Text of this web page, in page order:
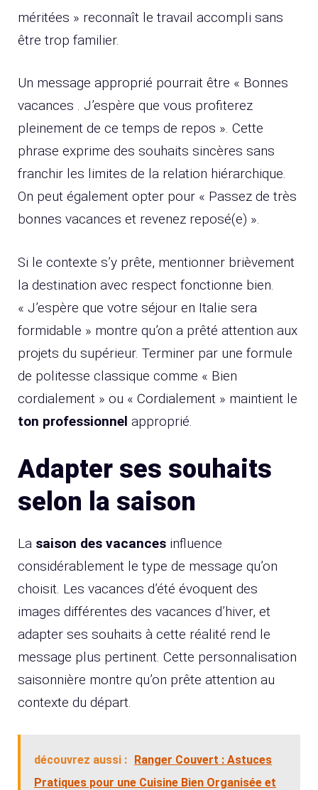
méritées » reconnaît le travail accompli sans
être trop familier.
Un message approprié pourrait être « Bonnes
vacances . J’espère que vous profiterez
pleinement de ce temps de repos ». Cette
phrase exprime des souhaits sincères sans
franchir les limites de la relation hiérarchique.
On peut également opter pour « Passez de très
bonnes vacances et revenez reposé(e) ».
Si le contexte s’y prête, mentionner brièvement
la destination avec respect fonctionne bien.
« J’espère que votre séjour en Italie sera
formidable » montre qu’on a prêté attention aux
projets du supérieur. Terminer par une formule
de politesse classique comme « Bien
cordialement » ou « Cordialement » maintient le
ton professionnel approprié.
Adapter ses souhaits
selon la saison
La saison des vacances influence
considérablement le type de message qu’on
choisit. Les vacances d’été évoquent des
images différentes des vacances d’hiver, et
adapter ses souhaits à cette réalité rend le
message plus pertinent. Cette personnalisation
saisonnière montre qu’on prête attention au
contexte du départ.
découvrez aussi : Ranger Couvert : Astuces
Pratiques pour une Cuisine Bien Organisée et